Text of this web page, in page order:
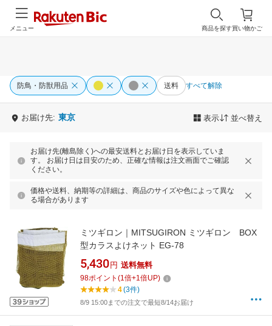
買い物かご
商品を探す
メニュー
防鳥・防獣用品 送料 すべて解除
お届け先: 東京 表示 並べ替え
お届け先(離島除く)への最安送料とお届け日を表示していま
す。 お届け日は目安のため、正確な情報は注文画面でご確認
ください。
価格や送料、納期等の詳細は、商品のサイズや色によって異な
る場合があります
ミツギロン｜MITSUGIRON ミツギロン BOX
型カラスよけネット EG-78
5,430 円 送料無料
98ポイント (1倍+1倍UP)
4(3件)
8/9 15:00までの注文で最短8/14お届け